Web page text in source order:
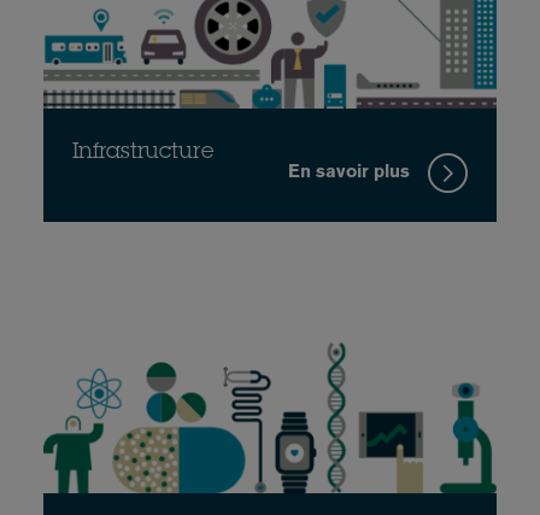
Infrastructure
En savoir plus